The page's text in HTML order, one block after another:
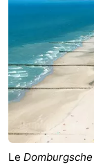
et
manger
Événements
Conduite
de
l'anneau
Pratiques
Forum
Le